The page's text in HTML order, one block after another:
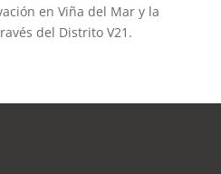
en Viña del Mar y la
del Distrito V21.